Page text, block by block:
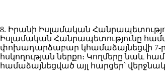
8. Իրանի Իսլամական
Իսլամական Հանրապետությունը
փոխադարձաբար կհամաձայնեցվի 7-րդ
հսկողության ներքո։ Կողմերը նաև
համաձայնեցված այլ հարցեր՝